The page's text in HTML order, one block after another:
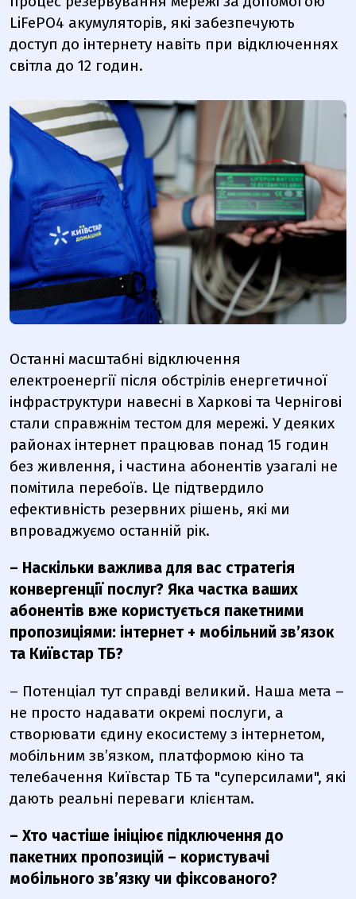
LiFePO4 акумуляторів, які забезпечують
доступ до інтернету навіть при відключеннях
світла до 12 годин.
Останні масштабні відключення
електроенергії після обстрілів енергетичної
інфраструктури навесні в Харкові та Чернігові
стали справжнім тестом для мережі. У деяких
районах інтернет працював понад 15 годин
без живлення, і частина абонентів узагалі не
помітила перебоїв. Це підтвердило
ефективність резервних рішень, які ми
впроваджуємо останній рік.
– Наскільки важлива для вас стратегія
конвергенції послуг? Яка частка ваших
абонентів вже користується пакетними
пропозиціями: інтернет + мобільний зв’язок
та Київстар ТБ?
– Потенціал тут справді великий. Наша мета –
не просто надавати окремі послуги, а
створювати єдину екосистему з інтернетом,
мобільним зв’язком, платформою кіно та
телебачення Київстар ТБ та "суперсилами", які
дають реальні переваги клієнтам.
– Хто частіше ініціює підключення до
пакетних пропозицій – користувачі
мобільного зв’язку чи фіксованого?